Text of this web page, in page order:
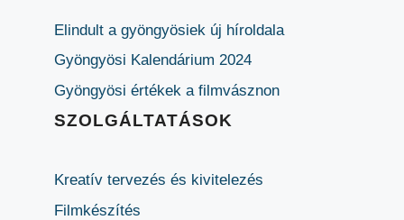
Elindult a gyöngyösiek új híroldala
Gyöngyösi Kalendárium 2024
Gyöngyösi értékek a filmvásznon
SZOLGÁLTATÁSOK
Kreatív tervezés és kivitelezés
Filmkészítés